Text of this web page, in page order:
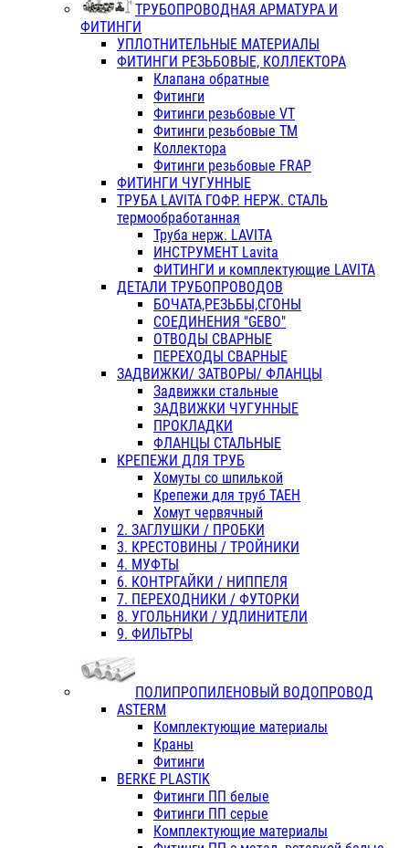
ТРУБОПРОВОДНАЯ АРМАТУРА И
ФИТИНГИ
УПЛОТНИТЕЛЬНЫЕ МАТЕРИАЛЫ
ФИТИНГИ РЕЗЬБОВЫЕ, КОЛЛЕКТОРА
Клапана обратные
Фитинги
Фитинги резьбовые VT
Фитинги резьбовые ТМ
Коллектора
Фитинги резьбовые FRAP
ФИТИНГИ ЧУГУННЫЕ
ТРУБА LAVITA ГОФР. НЕРЖ. СТАЛЬ
термообработанная
Труба нерж. LAVITA
ИНСТРУМЕНТ Lavita
ФИТИНГИ и комплектующие LAVITA
ДЕТАЛИ ТРУБОПРОВОДОВ
БОЧАТА,РЕЗЬБЫ,СГОНЫ
СОЕДИНЕНИЯ "GEBO"
ОТВОДЫ СВАРНЫЕ
ПЕРЕХОДЫ СВАРНЫЕ
ЗАДВИЖКИ/ ЗАТВОРЫ/ ФЛАНЦЫ
Задвижки стальные
ЗАДВИЖКИ ЧУГУННЫЕ
ПРОКЛАДКИ
ФЛАНЦЫ СТАЛЬНЫЕ
КРЕПЕЖИ ДЛЯ ТРУБ
Хомуты со шпилькой
Крепежи для труб ТАЕН
Хомут червячный
2. ЗАГЛУШКИ / ПРОБКИ
3. КРЕСТОВИНЫ / ТРОЙНИКИ
4. МУФТЫ
6. КОНТРГАЙКИ / НИППЕЛЯ
7. ПЕРЕХОДНИКИ / ФУТОРКИ
8. УГОЛЬНИКИ / УДЛИНИТЕЛИ
9. ФИЛЬТРЫ
ПОЛИПРОПИЛЕНОВЫЙ ВОДОПРОВОД
ASTERM
Комплектующие материалы
Краны
Фитинги
BERKE PLASTIK
Фитинги ПП белые
Фитинги ПП серые
Комплектующие материалы